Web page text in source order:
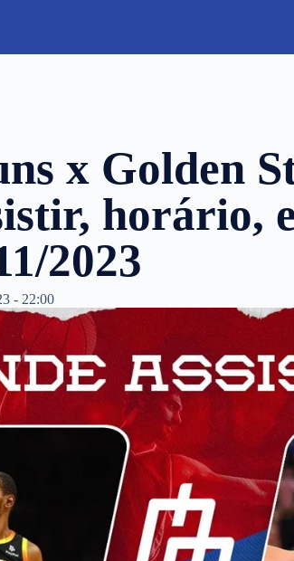
x Golden
horário,
2023
- 22:00